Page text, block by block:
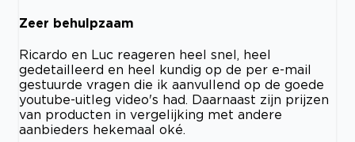
Zeer behulpzaam
Ricardo en Luc reageren heel snel, heel
gedetailleerd en heel kundig op de per e-mail
gestuurde vragen die ik aanvullend op de goede
youtube-uitleg video's had. Daarnaast zijn prijzen
van producten in vergelijking met andere
aanbieders hekemaal oké.